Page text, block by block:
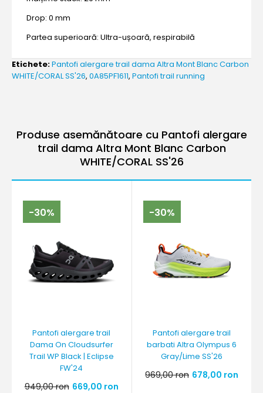
Drop: 0 mm
Partea superioară: Ultra-ușoară, respirabilă
Etichete:Pantofi alergare trail dama Altra Mont Blanc Carbon
WHITE/CORAL SS'26, 0A85PF1611, Pantofi trail running
Produse asemănătoare cu Pantofi alergare
trail dama Altra Mont Blanc Carbon
WHITE/CORAL SS'26
-30%
Pantofi alergare trail
Dama On Cloudsurfer
Trail WP Black | Eclipse
FW'24
949,00 ron 669,00 ron
-30%
Pantofi alergare trail
barbati Altra Olympus 6
Gray/Lime SS'26
969,00 ron 678,00 ron